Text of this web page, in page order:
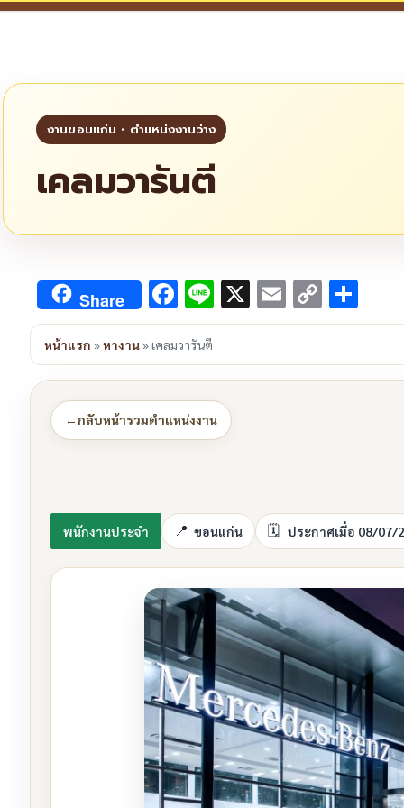
เคลมวารันตี
Share Facebook
Line
X Email
Copy
Link
หน้าแรก »หางาน »เคลมวารันตี
←กลับหน้ารวมตำแหน่งงาน
พนักงานประจำ ขอนแก่น ประกาศเมื่อ 08/07/